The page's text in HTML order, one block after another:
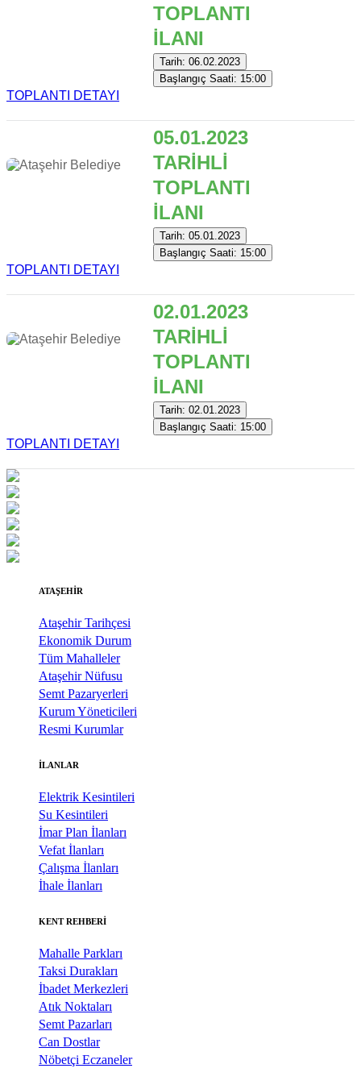
TOPLANTI
İLANI
Tarih: 06.02.2023
Başlangıç Saati: 15:00
TOPLANTI DETAYI
05.01.2023
TARİHLİ
TOPLANTI
İLANI
Tarih: 05.01.2023
Başlangıç Saati: 15:00
TOPLANTI DETAYI
02.01.2023
TARİHLİ
TOPLANTI
İLANI
Tarih: 02.01.2023
Başlangıç Saati: 15:00
TOPLANTI DETAYI
ATAŞEHİR
Ataşehir Tarihçesi
Ekonomik Durum
Tüm Mahalleler
Ataşehir Nüfusu
Semt Pazaryerleri
Kurum Yöneticileri
Resmi Kurumlar
İLANLAR
Elektrik Kesintileri
Su Kesintileri
İmar Plan İlanları
Vefat İlanları
Çalışma İlanları
İhale İlanları
KENT REHBERİ
Mahalle Parkları
Taksi Durakları
İbadet Merkezleri
Atık Noktaları
Semt Pazarları
Can Dostlar
Nöbetçi Eczaneler